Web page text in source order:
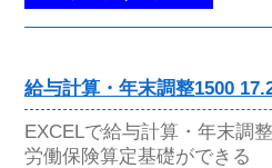
給与計算・年末調整1500
EXCELで給与計算・年末調
労働保険算定基礎ができる